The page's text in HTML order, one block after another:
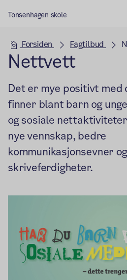
Tonsenhagen skole
Hovedseksjon
Forsiden Fagtilbud
Nettvett
Det er mye positivt med
finner blant barn og
og sosiale
nye vennskap, bedre
kommunikasjonsevner
skriveferdigheter.